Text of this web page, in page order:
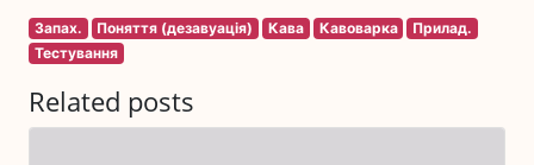
Запах. Поняття (дезавуація) Кава Кавоварка
Прилад.
Тестування
Related posts